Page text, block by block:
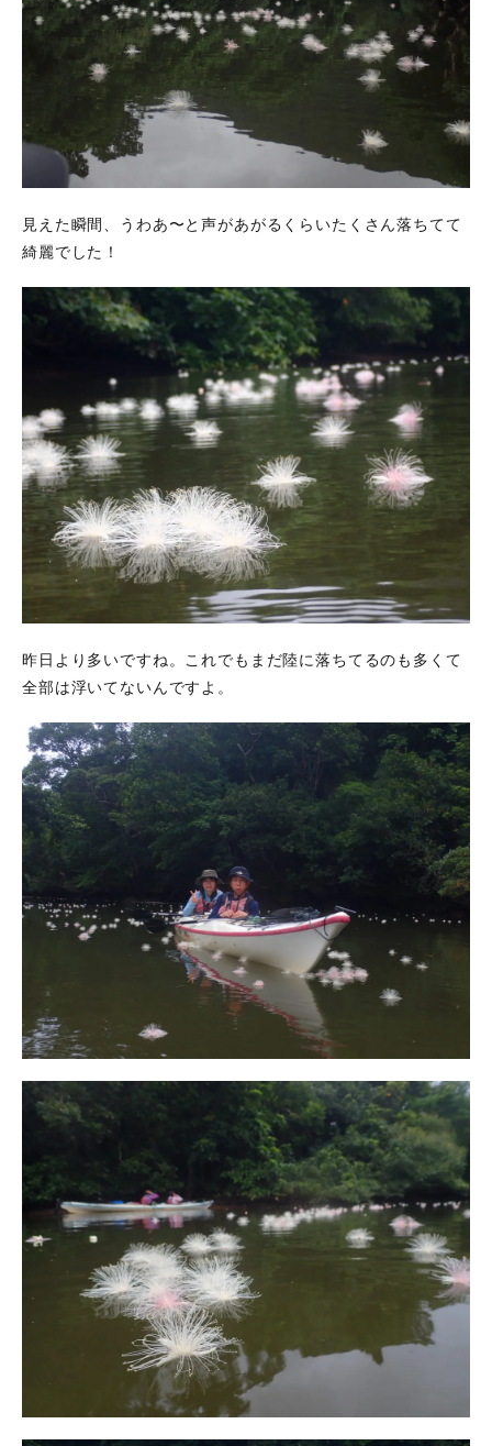
見えた瞬間、うわあ〜と声があがるくらいたくさん落ちてて
綺麗でした！
昨日より多いですね。これでもまだ陸に落ちてるのも多くて
全部は浮いてないんですよ。